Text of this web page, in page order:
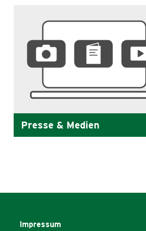
Presse & Medien
Impressum